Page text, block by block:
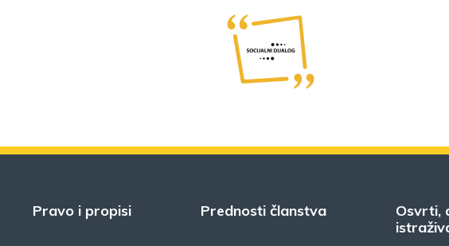
Pravo i propisi Prednosti članstva
Osvrti,